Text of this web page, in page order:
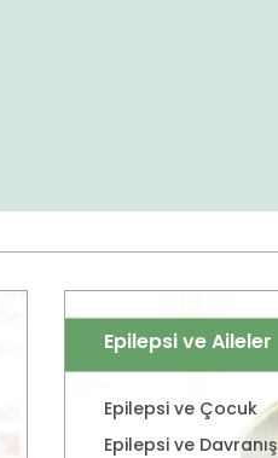
Epilepsi ve Aileler
Epilepsi ve Çocuk
Epilepsi ve Davranış